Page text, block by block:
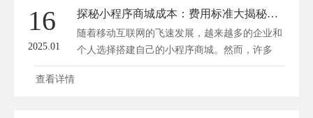
16
2025.01
探秘小程序商城成本：费用标准大揭秘，掌握省钱秘籍！
随着移动互联网的飞速发展，越来越多的企业和
个人选择搭建自己的小程序商城。然而，许多
人...
查看详情